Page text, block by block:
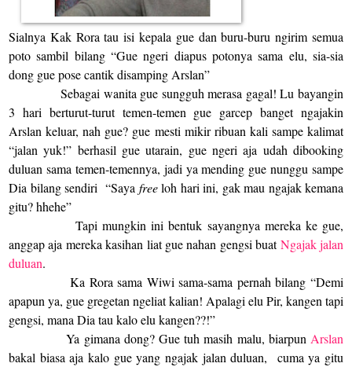
Sialnya Kak Rora tau isi kepala gue dan buru-buru ngirim semua
poto sambil bilang “Gue ngeri diapus potonya sama elu, sia-sia
dong gue pose cantik disamping Arslan”
Sebagai wanita gue sungguh merasa gagal! Lu bayangin
3 hari berturut-turut temen-temen gue garcep banget ngajakin
Arslan keluar, nah gue? gue mesti mikir ribuan kali sampe kalimat
“jalan yuk!” berhasil gue utarain, gue ngeri aja udah dibooking
duluan sama temen-temennya, jadi ya mending gue nunggu sampe
Dia bilang sendiri “Saya freeloh hari ini, gak mau ngajak kemana
gitu? hhehe”
Tapi mungkin ini bentuk sayangnya mereka ke gue,
anggap aja mereka kasihan liat gue nahan gengsi buatNgajak jalan
duluan.
Ka Rora sama Wiwi sama-sama pernah bilang “Demi
apapun ya, gue gregetan ngeliat kalian! Apalagi elu Pir, kangen tapi
gengsi, mana Dia tau kalo elu kangen??!”
Ya gimana dong? Gue tuh masih malu, biarpunArslan
bakal biasa aja kalo gue yang ngajak jalan duluan,
cuma ya gitu